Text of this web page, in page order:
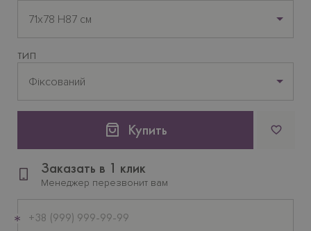
71х78 H87 см
ТИП
Фіксований
Купить
Заказать в 1 клик
Менеджер перезвонит вам
телефон